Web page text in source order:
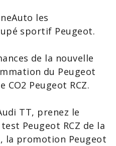
les
sportif Peugeot.
de la nouvelle
du Peugeot
CO2 Peugeot RCZ.
TT, prenez le
test Peugeot RCZ de la
la promotion Peugeot